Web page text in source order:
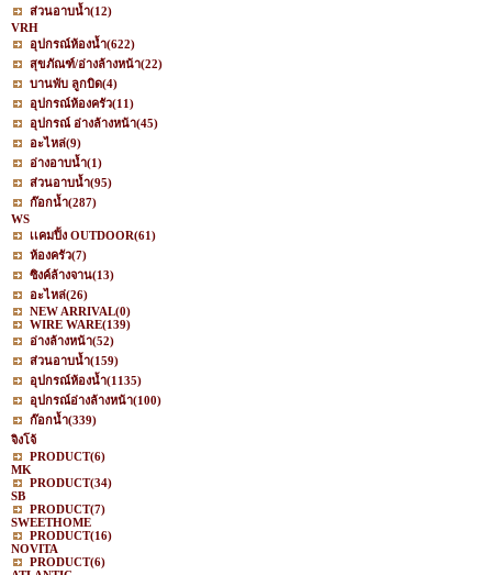
ส่วนอาบน้ำ(12)
VRH
อุปกรณ์ห้องน้ำ(622)
สุขภัณฑ์/อ่างล้างหน้า(22)
บานพับ ลูกบิด(4)
อุปกรณ์ห้องครัว(11)
อุปกรณ์ อ่างล้างหน้า(45)
อะไหล่(9)
อ่างอาบน้ำ(1)
ส่วนอาบน้ำ(95)
ก๊อกน้ำ(287)
WS
เเคมปิ้ง OUTDOOR(61)
ห้องครัว(7)
ซิงค์ล้างจาน(13)
อะไหล่(26)
NEW ARRIVAL(0)
WIRE WARE(139)
อ่างล้างหน้า(52)
ส่วนอาบน้ำ(159)
อุปกรณ์ห้องน้ำ(1135)
อุปกรณ์อ่างล้างหน้า(100)
ก๊อกน้ำ(339)
จิงโจ้
PRODUCT(6)
MK
PRODUCT(34)
SB
PRODUCT(7)
SWEETHOME
PRODUCT(16)
NOVITA
PRODUCT(6)